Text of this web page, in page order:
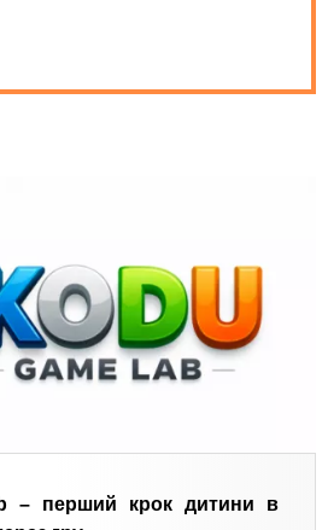
– перший крок дитини в